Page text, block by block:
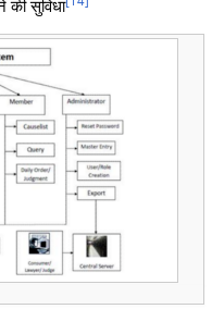
की सुविधा